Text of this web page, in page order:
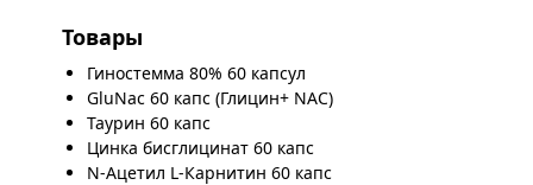
Товары
Гиностемма 80% 60 капсул
GluNac 60 капс (Глицин+ NAC)
Таурин 60 капс
Цинка бисглицинат 60 капс
N-Ацетил L-Карнитин 60 капс